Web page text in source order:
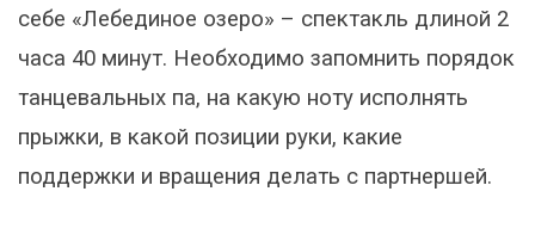
себе «Лебединое озеро» – спектакль длиной 2
часа 40 минут. Необходимо запомнить порядок
танцевальных па, на какую ноту исполнять
прыжки, в какой позиции руки, какие
поддержки и вращения делать с партнершей.